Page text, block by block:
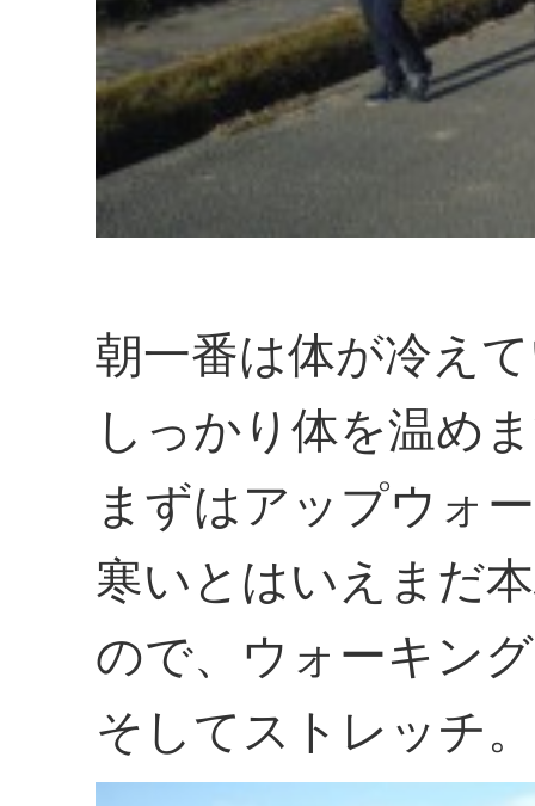
朝一番は体が冷え
しっかり体を温め
まずはアップウォ
寒いとはいえまだ
ので、ウォーキン
そしてストレッチ。